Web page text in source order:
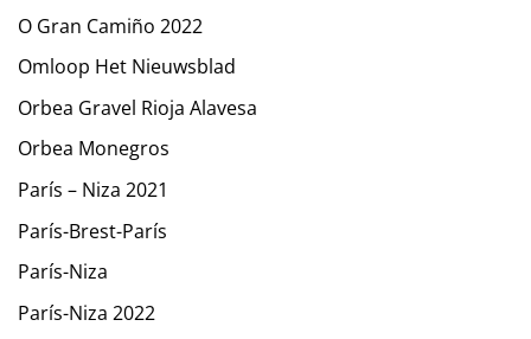
O Gran Camiño 2022
Omloop Het Nieuwsblad
Orbea Gravel Rioja Alavesa
Orbea Monegros
París – Niza 2021
París-Brest-París
París-Niza
París-Niza 2022